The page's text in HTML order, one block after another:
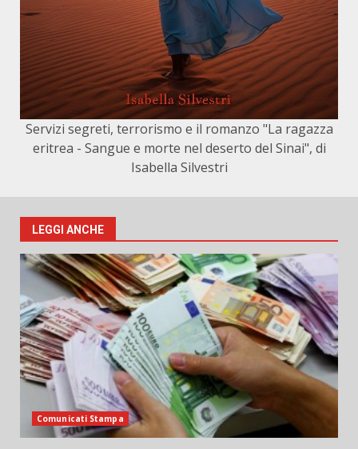
Servizi segreti, terrorismo e il romanzo "La ragazza
eritrea - Sangue e morte nel deserto del Sinai", di
Isabella Silvestri
LEGGI ANCHE
Comunicati Stampa